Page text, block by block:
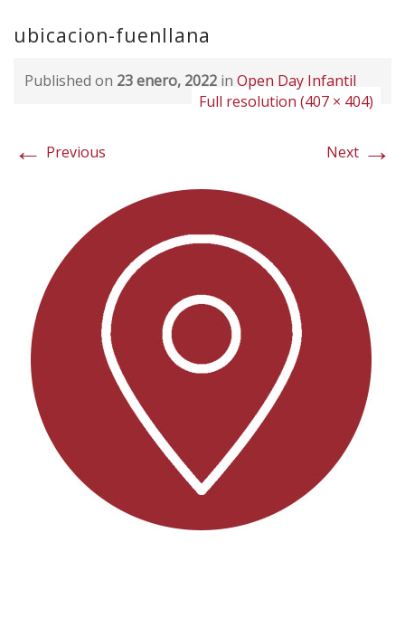
ubicacion-fuenllana
Published on 23 enero, 2022 in Open Day Infantil
Full resolution (407 × 404)
← Previous Next →